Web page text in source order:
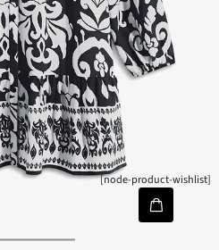
[node-product-wishlist]